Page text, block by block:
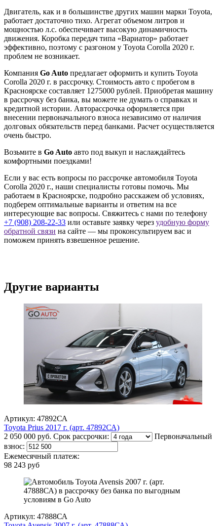
Двигатель, как и в большинстве других машин марки Toyota,
работает достаточно тихо. Агрегат объемом литров и
мощностью л.с. обеспечивает высокую динамичность
движения. Коробка передач типа «Вариатор» работает
эффективно, поэтому с разгоном у Toyota Corolla 2020 г.
проблем не возникает.
Компания Go Auto предлагает оформить и купить Toyota
Corolla 2020 г. в рассрочку. Стоимость авто с пробегом в
Красноярске составляет 1275000 рублей. Приобретая машину
в рассрочку без банка, вы можете не думать о справках и
кредитной истории. Авторассрочка оформляется при
внесении первоначального взноса независимо от наличия
долговых обязательств перед банками. Расчет осуществляется
очень быстро.
Возьмите в Go Auto авто под выкуп и наслаждайтесь
комфортными поездками!
Если у вас есть вопросы по рассрочке автомобиля Toyota
Corolla 2020 г., наши специалисты готовы помочь. Мы
работаем в Красноярске, подробно расскажем об условиях,
подберем оптимальные варианты и ответим на все
интересующие вас вопросы. Свяжитесь с нами по телефону
+7 (908) 208-22-33 или оставьте заявку через удобную форму
обратной связи на сайте — мы проконсультируем вас и
поможем принять взвешенное решение.
Другие варианты
Артикул: 47892СА
Toyota Prius 2017 г. (арт. 47892СА)
2 050 000 руб. Срок рассрочки:
Первоначальный
взнос:
Ежемесячный платеж:
98 243 руб
Артикул: 47888СА